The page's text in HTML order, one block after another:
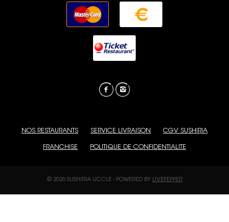
NOS RESTAURANTS SERVICE LIVRAISON CGV SUSHIRIA
FRANCHISE POLITIQUE DE CONFIDENTIALITE
© 2026 SUSHIRIA UCCLE - POWERED BY LIVEPEPPER